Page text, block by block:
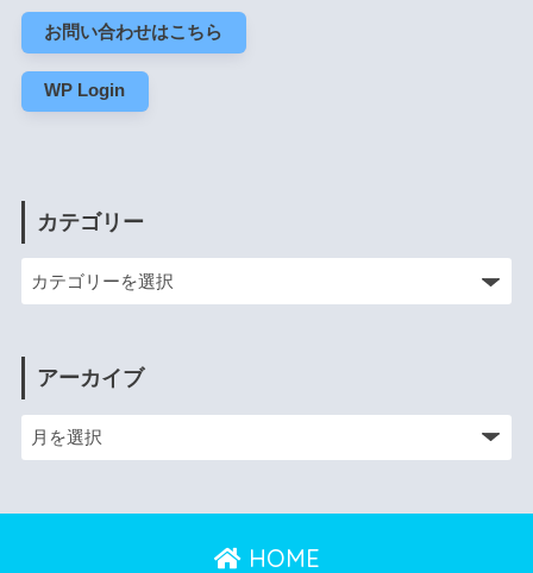
お問い合わせはこちら
WP Login
カテゴリー
アーカイブ
HOME